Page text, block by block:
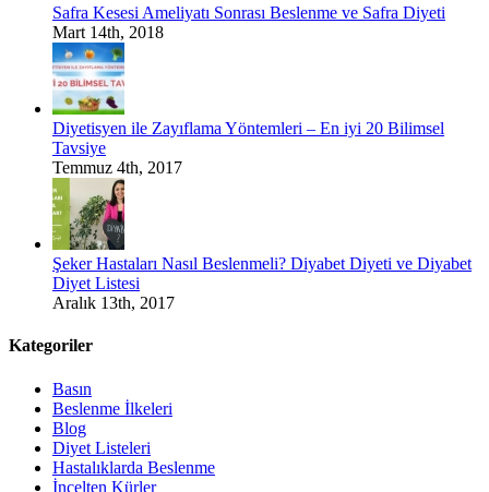
Safra Kesesi Ameliyatı Sonrası Beslenme ve Safra Diyeti
Mart 14th, 2018
Diyetisyen ile Zayıflama Yöntemleri – En iyi 20 Bilimsel
Tavsiye
Temmuz 4th, 2017
Şeker Hastaları Nasıl Beslenmeli? Diyabet Diyeti ve Diyabet
Diyet Listesi
Aralık 13th, 2017
Kategoriler
Basın
Beslenme İlkeleri
Blog
Diyet Listeleri
Hastalıklarda Beslenme
İncelten Kürler